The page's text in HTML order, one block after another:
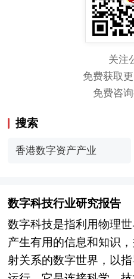
关注
免费获取
免费咨
搜索
香港数字资产产业
数字科技行业研究报告
数字科技是指利用物理
产生有用的信息和知识
射关系的数字世界，以